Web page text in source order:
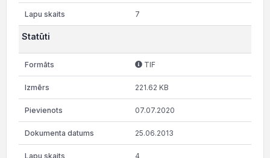
7
Statūti
TIF
221.62 KB
07.07.2020
25.06.2013
4